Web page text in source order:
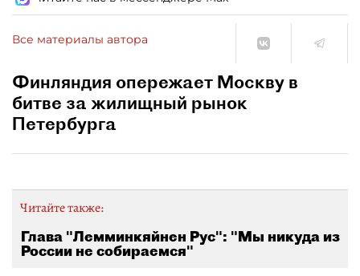
Все материалы автора
Финляндия опережает Москву в
битве за жилищный рынок
Петербурга
Читайте также:
Глава "Лемминкяйнен Рус": "Мы никуда из
России не собираемся"